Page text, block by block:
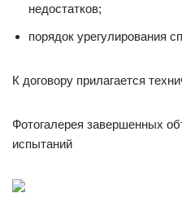
недостатков;
порядок урегулирования
К договору прилагается
Фотогалерея завершенных
испытаний